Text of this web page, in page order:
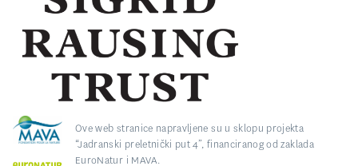
Ove web stranice napravljene su u sklopu projekta
“Jadranski preletnički put 4”, financiranog od zaklada
EuroNatur i MAVA.